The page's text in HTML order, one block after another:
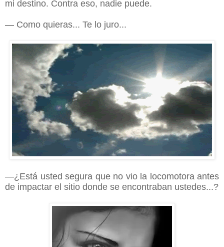
mi destino. Contra eso, nadie puede.
— Como quieras... Te lo juro...
—¿Está usted segura que no vio la locomotora antes
de impactar el sitio donde se encontraban ustedes...?